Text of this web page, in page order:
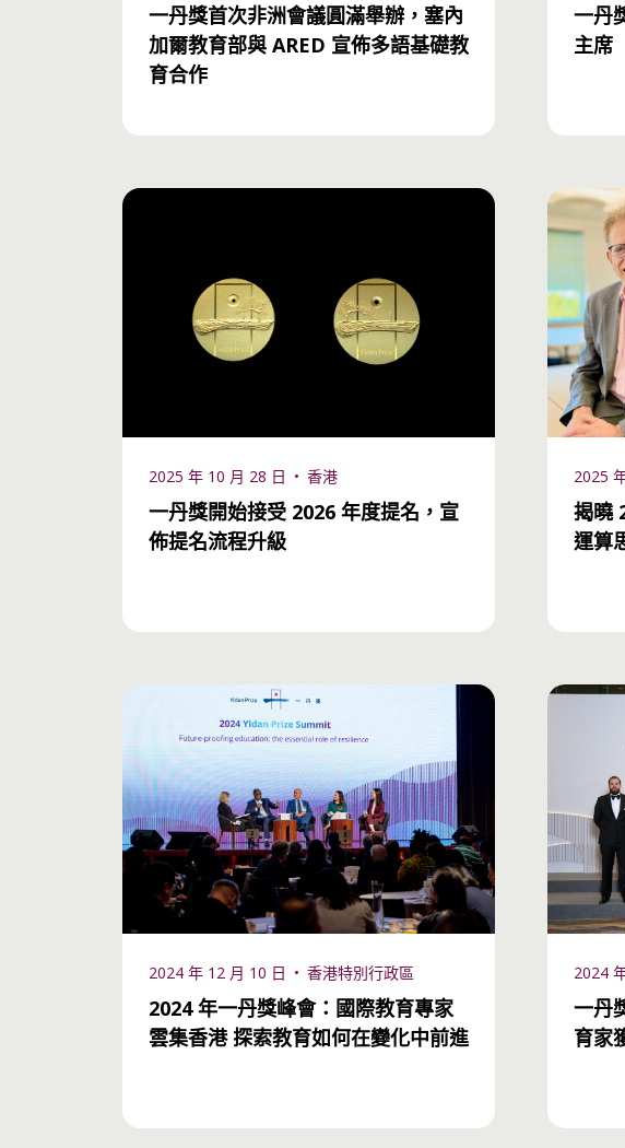
確認
一丹獎首次非洲會議圓滿舉辦，塞內
加爾教育部與 ARED 宣佈多語基礎教
育合作
一丹
主席
2025 年 10 月 28 日 香港
一丹獎開始接受 2026 年度提名，宣
佈提名流程升級
2025
揭曉
運算
2024 年 12 月 10 日 香港特別行政區
2024 年一丹獎峰會：國際教育專家
雲集香港 探索教育如何在變化中前進
2024
一丹
育家